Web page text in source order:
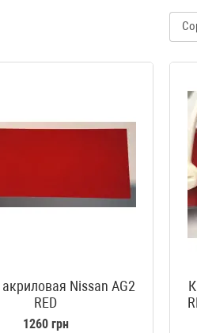
Nissan AG2
RED
1260 грн